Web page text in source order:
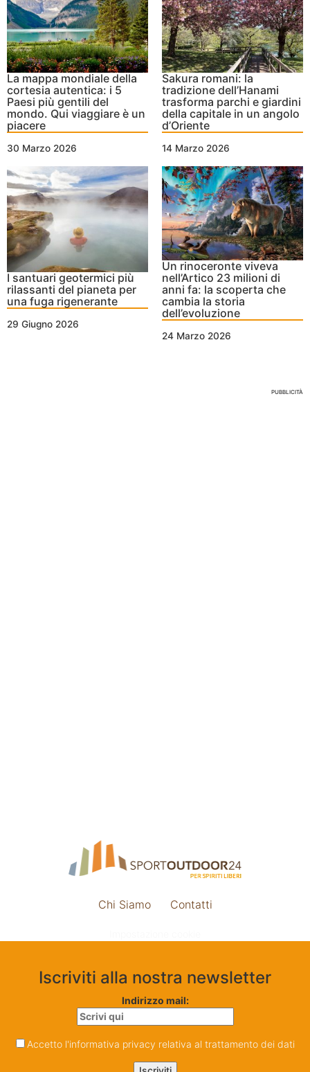
La mappa mondiale della
cortesia autentica: i 5
Paesi più gentili del
mondo. Qui viaggiare è un
piacere
30 Marzo 2026
Sakura romani: la
tradizione dell’Hanami
trasforma parchi e giardini
della capitale in un angolo
d’Oriente
14 Marzo 2026
I santuari geotermici più
rilassanti del pianeta per
una fuga rigenerante
29 Giugno 2026
Un rinoceronte viveva
nell’Artico 23 milioni di
anni fa: la scoperta che
cambia la storia
dell’evoluzione
24 Marzo 2026
PUBBLICITÀ
Chi Siamo Contatti
Iscriviti alla nostra newsletter
Indirizzo mail:
Accetto l'informativa privacy relativa al trattamento dei dati